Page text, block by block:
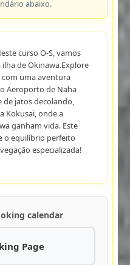
abaixo.
curso O-S, vamos
de Okinawa.Explore
uma aventura
Aeroporto de Naha
de jatos decolando,
Kokusai, onde a
ganham vida. Este
o equilíbrio perfeito
especializada!
calendar
Page